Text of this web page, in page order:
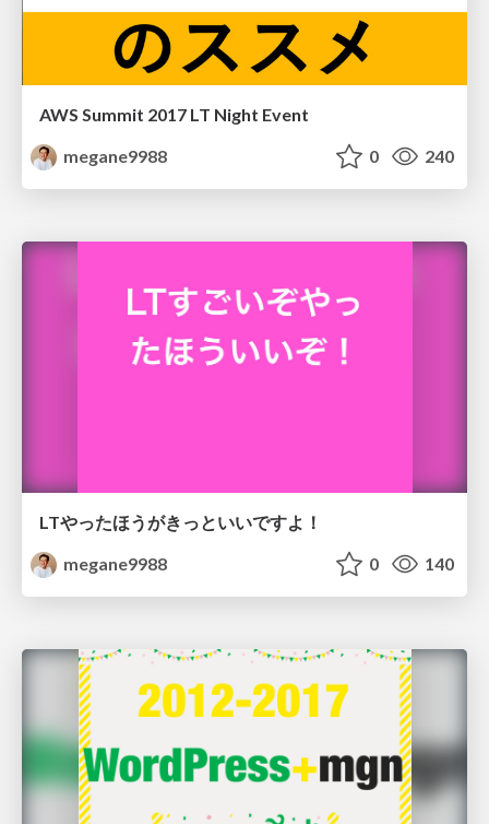
AWS Summit 2017 LT Night Event
megane9988
0 240
LTやったほうがきっといいですよ！
megane9988
0 140